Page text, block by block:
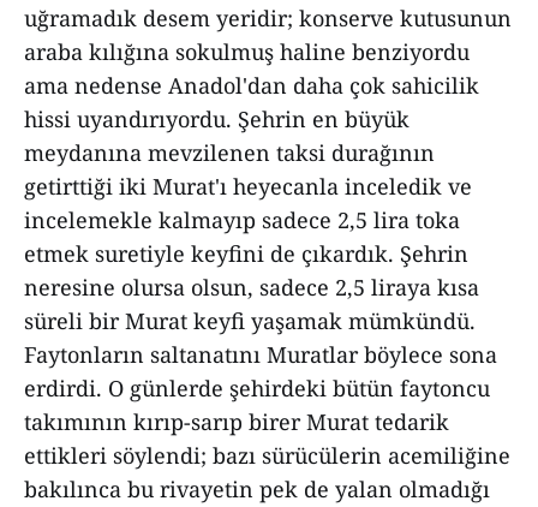
uğramadık desem yeridir; konserve kutusunun
araba kılığına sokulmuş haline benziyordu
ama nedense Anadol'dan daha çok sahicilik
hissi uyandırıyordu. Şehrin en büyük
meydanına mevzilenen taksi durağının
getirttiği iki Murat'ı heyecanla inceledik ve
incelemekle kalmayıp sadece 2,5 lira toka
etmek suretiyle keyfini de çıkardık. Şehrin
neresine olursa olsun, sadece 2,5 liraya kısa
süreli bir Murat keyfi yaşamak mümkündü.
Faytonların saltanatını Muratlar böylece sona
erdirdi. O günlerde şehirdeki bütün faytoncu
takımının kırıp-sarıp birer Murat tedarik
ettikleri söylendi; bazı sürücülerin acemiliğine
bakılınca bu rivayetin pek de yalan olmadığı